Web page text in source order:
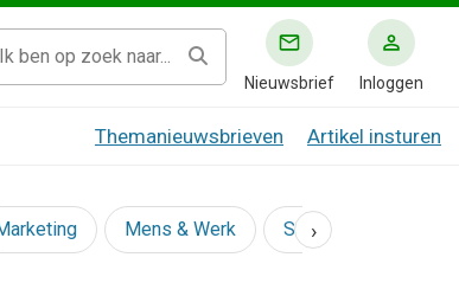
Nieuwsbrief Inloggen
Themanieuwsbrieven Artikel insturen
Mens & Werk Social
›